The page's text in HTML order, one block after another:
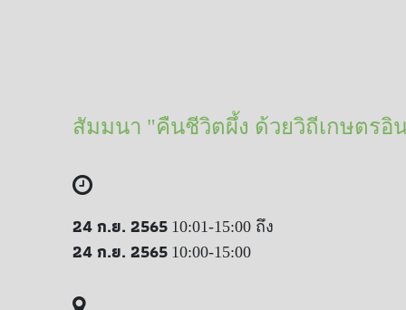
สัมมนา "คืนชีวิตผึ้ง ด้วยวิถีเกษตรอิ
24 ก.ย. 2565 10:01-15:00 ถึง
24 ก.ย. 2565 10:00-15:00